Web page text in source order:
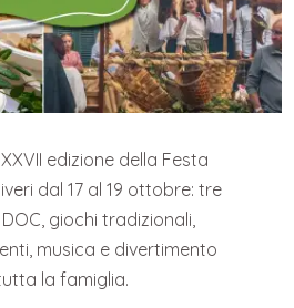
edizione della Festa
dal 17 al 19 ottobre: tre
giochi tradizionali,
musica e divertimento
la famiglia.